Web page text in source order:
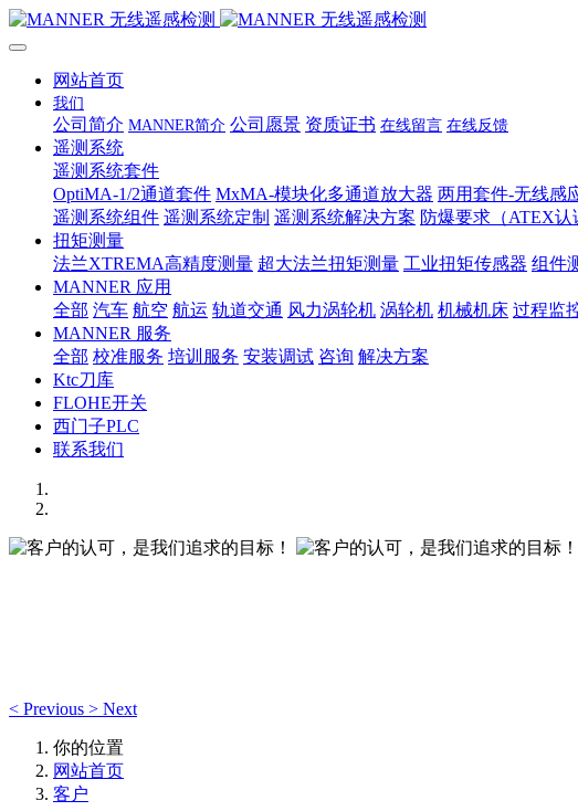
网站首页
我们
公司简介 MANNER简介 公司愿景 资质证书 在线留言 在线反馈
遥测系统
遥测系统套件
OptiMA-1/2通道套件 MxMA-模块化多通道放大器 两用套件-无线感
遥测系统组件 遥测系统定制 遥测系统解决方案 防爆要求（ATEX认
扭矩测量
法兰XTREMA高精度测量 超大法兰扭矩测量 工业扭矩传感器 组件
MANNER 应用
全部 汽车 航空 航运 轨道交通 风力涡轮机 涡轮机 机械机床 过程监
MANNER 服务
全部 校准服务 培训服务 安装调试 咨询 解决方案
Ktc刀库
FLOHE开关
西门子PLC
联系我们
< Previous > Next
你的位置
网站首页
客户